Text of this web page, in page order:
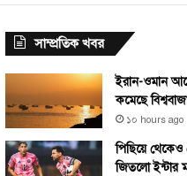
সাম্প্রতিক খবর
ইরান-ওমান
কমেছে
১০ hours ago
পিছিয়ে
জিতলো ইন্টার